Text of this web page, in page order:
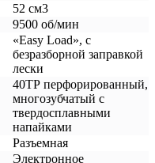
52 см3
9500 об/мин
«Easy Load», с
безразборной заправкой
лески
40ТР перфорированный,
многозубчатый с
твердосплавными
напайками
Разъемная
Электронное